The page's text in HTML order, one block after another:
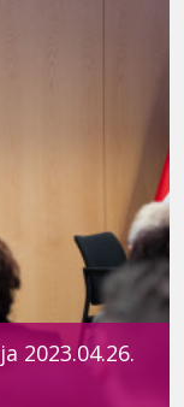
2023.04.26.